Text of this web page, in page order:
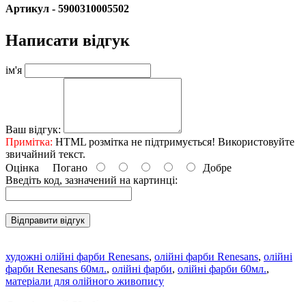
Артикул - 5900310005502
Написати відгук
ім'я
Ваш відгук:
Примітка: HTML розмітка не підтримується! Використовуйте
звичайний текст.
Оцінка Погано
Добре
Введіть код, зазначений на картинці:
Відправити відгук
художні олійні фарби Renesans, олійні фарби Renesans, олійні
фарби Renesans 60мл., олійні фарби, олійні фарби 60мл.,
матеріали для олійного живопису